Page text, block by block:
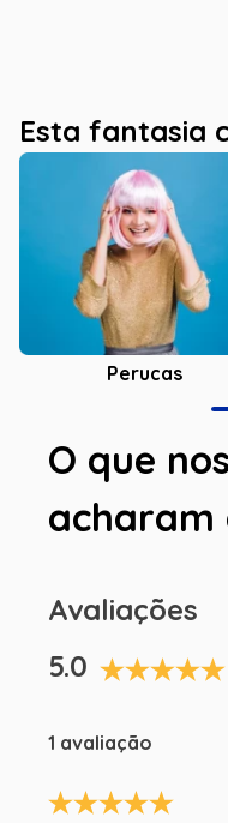
Esta fantasia
Perucas
O que
acharam
Avaliações
5.0
1 avaliação